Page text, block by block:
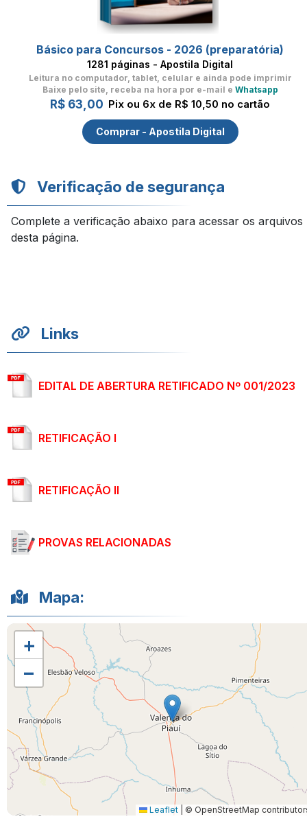
Básico para Concursos - 2026 (preparatória)
1281 páginas - Apostila Digital
Leitura no computador, tablet, celular e ainda pode imprimir
Baixe pelo site, receba na hora por e-mail e Whatsapp
R$ 63,00 Pix ou 6x de R$ 10,50 no cartão
Comprar - Apostila Digital
Verificação de segurança
Complete a verificação abaixo para acessar os arquivos
desta página.
Links
EDITAL DE ABERTURA RETIFICADO Nº 001/2023
RETIFICAÇÃO I
RETIFICAÇÃO II
PROVAS RELACIONADAS
Mapa:
+
−
Leaflet © OpenStreetMap